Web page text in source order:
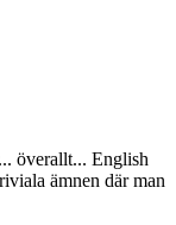
överallt... English
ämnen där man